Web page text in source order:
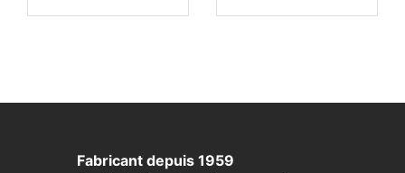
Fabricant depuis 1959